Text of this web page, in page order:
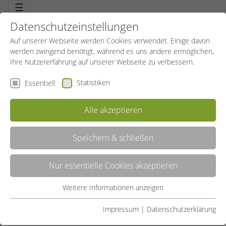
☰
LEITBILD DES SPORTBILDUNGSWERKES NORDRHEIN-
WESTFALEN E.V.
WIR GESTALTEN
WEITERBILDUNG IM SPORT
Datenschutzeinstellungen
Auf unserer Webseite werden Cookies verwendet. Einige davon
werden zwingend benötigt, während es uns andere ermöglichen,
Ihre Nutzererfahrung auf unserer Webseite zu verbessern.
Essentiell Statistiken
Alle akzeptieren
Speichern & schließen
Nur essentielle Cookies akzeptieren
Essentielle Cookies werden für grundlegende Funktionen der
Weitere Informationen anzeigen
Impressum | Datenschutzerklärung